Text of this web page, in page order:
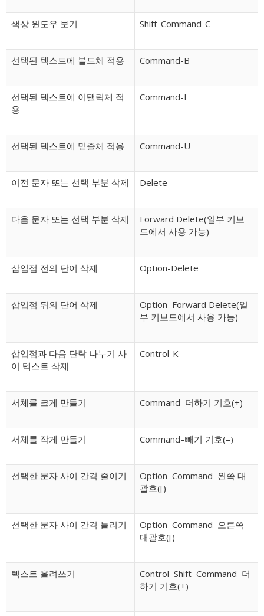
색상 윈도우 보기 Shift-Command-C
선택된 텍스트에 볼드체 적용 Command-B
선택된 텍스트에 이탤릭체 적
용
Command-I
선택된 텍스트에 밑줄체 적용 Command-U
이전 문자 또는 선택 부분 삭제 Delete
다음 문자 또는 선택 부분 삭제
Forward Delete(일부 키보
드에서 사용 가능)
삽입점 전의 단어 삭제 Option-Delete
삽입점 뒤의 단어 삭제
Option–Forward Delete(일
부 키보드에서 사용 가능)
삽입점과 다음 단락 나누기 사
이 텍스트 삭제
Control-K
서체를 크게 만들기 Command–더하기 기호(+)
서체를 작게 만들기 Command–빼기 기호(–)
선택한 문자 사이 간격 줄이기
Option–Command–왼쪽 대
괄호([)
선택한 문자 사이 간격 늘리기
Option–Command–오른쪽
대괄호([)
텍스트 올려쓰기
Control–Shift–Command–더
하기 기호(+)